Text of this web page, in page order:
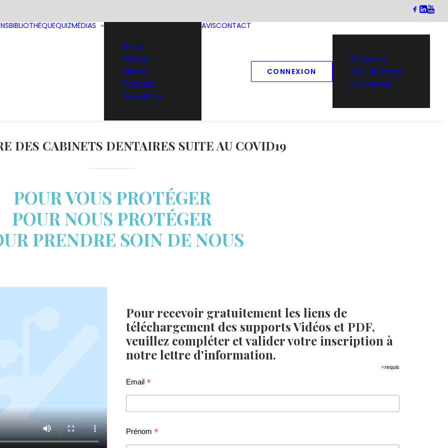
BIBLIOTHÈQUEQUIZMÉDIAS
Livres
Presse
Vidéos
Podcast
Newsletter
AVISCONTACT
CONNEXION
S’inscrire
Mot de Passe
Connexion
DES CABINETS DENTAIRES SUITE AU COVID19
POUR VOUS PROTÉGER
POUR NOUS PROTÉGER
PRENDRE SOIN DE NOUS
Pour recevoir gratuitement les liens de
téléchargement des supports Vidéos et PDF,
veuillez compléter et valider votre inscription à
notre lettre d'information.
*requis
Email *
Prénom *